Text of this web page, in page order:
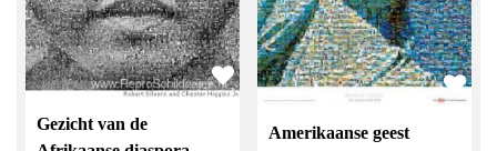
Gezicht van de
Amerikaanse geest